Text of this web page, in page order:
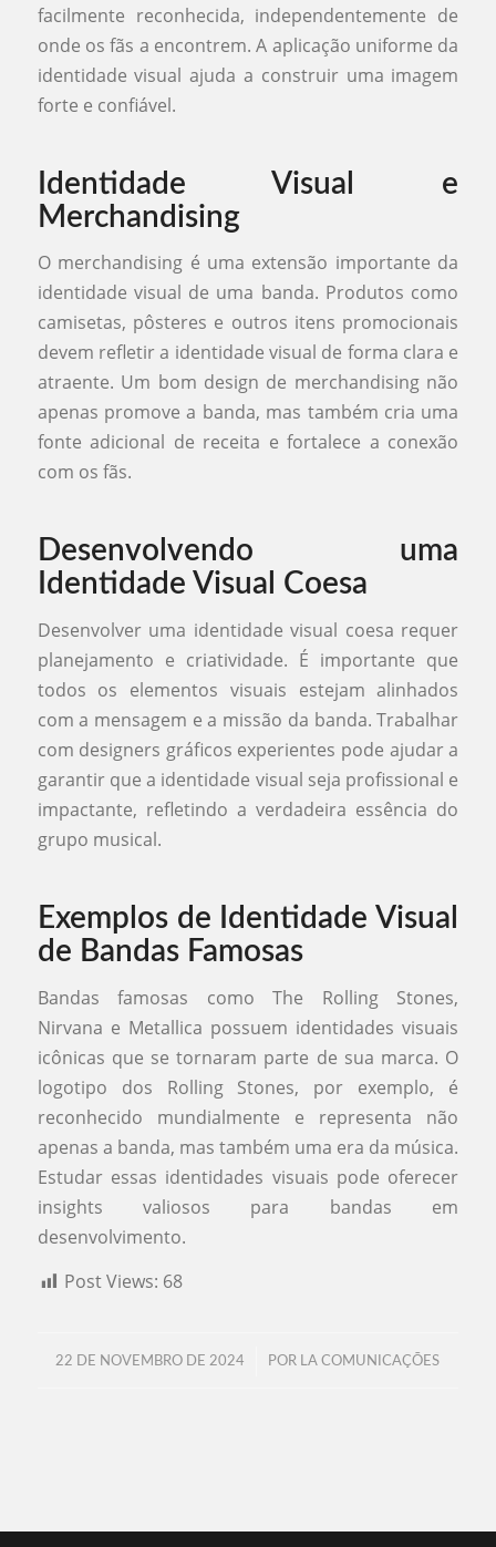
facilmente reconhecida, independentemente de
onde os fãs a encontrem. A aplicação uniforme da
identidade visual ajuda a construir uma imagem
forte e confiável.
Identidade Visual e
Merchandising
O merchandising é uma extensão importante da
identidade visual de uma banda. Produtos como
camisetas, pôsteres e outros itens promocionais
devem refletir a identidade visual de forma clara e
atraente. Um bom design de merchandising não
apenas promove a banda, mas também cria uma
fonte adicional de receita e fortalece a conexão
com os fãs.
Desenvolvendo uma
Identidade Visual Coesa
Desenvolver uma identidade visual coesa requer
planejamento e criatividade. É importante que
todos os elementos visuais estejam alinhados
com a mensagem e a missão da banda. Trabalhar
com designers gráficos experientes pode ajudar a
garantir que a identidade visual seja profissional e
impactante, refletindo a verdadeira essência do
grupo musical.
Exemplos de Identidade Visual
de Bandas Famosas
Bandas famosas como The Rolling Stones,
Nirvana e Metallica possuem identidades visuais
icônicas que se tornaram parte de sua marca. O
logotipo dos Rolling Stones, por exemplo, é
reconhecido mundialmente e representa não
apenas a banda, mas também uma era da música.
Estudar essas identidades visuais pode oferecer
insights valiosos para bandas em
desenvolvimento.
Post Views: 68
22 DE NOVEMBRO DE 2024
/ POR LA COMUNICAÇÕES